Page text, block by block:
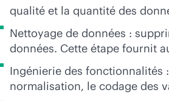
qualité et la quantité des
Nettoyage de données :
données. Cette étape fournit
Ingénierie des fonctionnalités
normalisation, le codage des